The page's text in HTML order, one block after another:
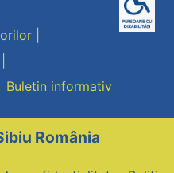
Buletin informativ
România